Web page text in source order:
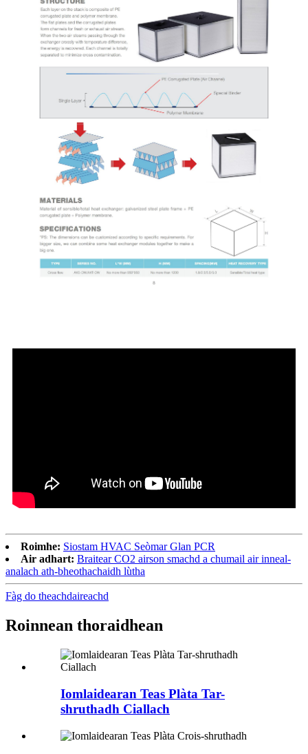
Roimhe: Siostam HVAC Seòmar Glan PCR
Air adhart: Braitear CO2 airson smachd a chumail air inneal-
analach ath-bheothachaidh lùtha
Fàg do theachdaireachd
Roinnean thoraidhean
Iomlaidearan Teas Plàta Tar-
shruthadh Ciallach